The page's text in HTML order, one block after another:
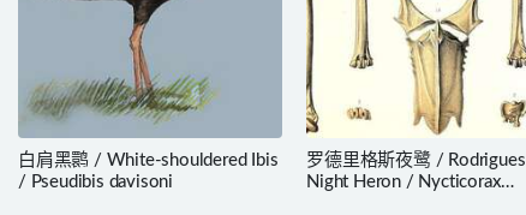
白肩黑鹮 / White-shouldered Ibis
/ Pseudibis davisoni
罗德里格斯夜鹭 / Rodrigues
Night Heron / Nycticorax